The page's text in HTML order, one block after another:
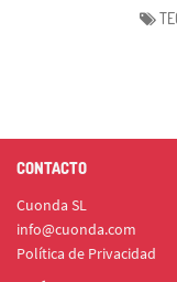
CONTACTO
Cuonda SL
info@cuonda.com
Política de Privacidad